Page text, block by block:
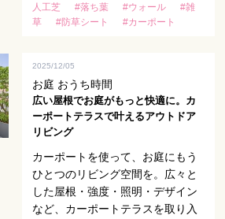
人工芝
#落ち葉 #ウォール
#雑
草
#防草シート #カーポート
2025/12/05
お庭 おうち時間
広い屋根でお庭がもっと快適に。カ
ーポートテラスで叶えるアウトドア
リビング
カーポートを使って、お庭にもう
ひとつのリビング空間を。広々と
した屋根・強度・照明・デザイン
など、カーポートテラスを取り入